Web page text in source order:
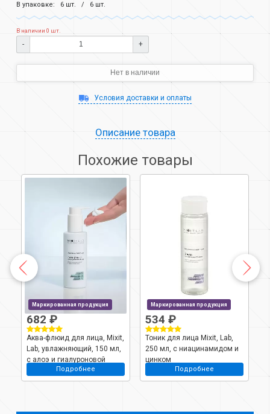
В упаковке:
6 шт. 6 шт.
В наличии 0 шт.
- +
Нет в наличии
Условия доставки и оплаты
Описание товара
Похожие товары
Маркированная продукция
682 ₽
Аква-флюид для лица, Mixit,
Lab, увлажняющий, 150 мл,
с алоэ и гиалуроновой
кислотойПодробнее
Маркированная продукция
534 ₽
Тоник для лица Mixit, Lab,
250 мл, с ниацинамидом и
цинком
Подробнее